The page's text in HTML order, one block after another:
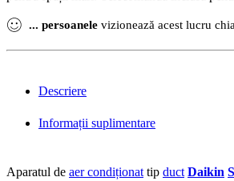
... persoanele vizionează acest lucru
Descriere
Informații suplimentare
Aparatul de aer condiționat tip duct Daikin